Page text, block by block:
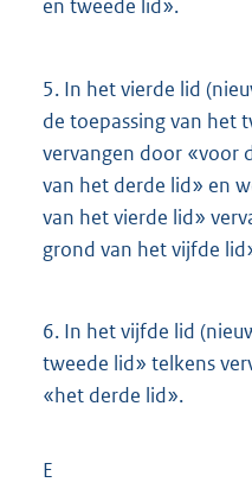
en tweede lid».
5. In het vierde lid
de toepassing van het
vervangen door «voor
van het derde lid» en
van het vierde lid»
grond van het vijfde
6. In het vijfde lid
tweede lid» telkens
«het derde lid».
E